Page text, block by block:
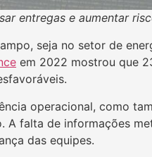
entregas e aumentar
seja no setor de
em 2022 mostrou que
operacional, como
A falta de informações
das equipes.